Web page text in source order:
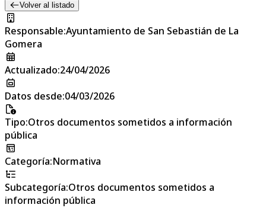
Volver al listado
Responsable:Ayuntamiento de San Sebastián de La
Gomera
Actualizado:24/04/2026
Datos desde:04/03/2026
Tipo:Otros documentos sometidos a información
pública
Categoría:Normativa
Subcategoría:Otros documentos sometidos a
información pública